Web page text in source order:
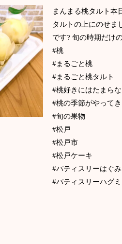
まんまる桃タルト本
タルトの上にのせま
です? 旬の時期だけ
#桃
#まるごと桃
#まるごと桃タルト
#桃好きにはたまら
#桃の季節がやってき
#旬の果物
#松戸
#松戸市
#松戸ケーキ
#パティスリーはぐみ
#パティスリーハグミ